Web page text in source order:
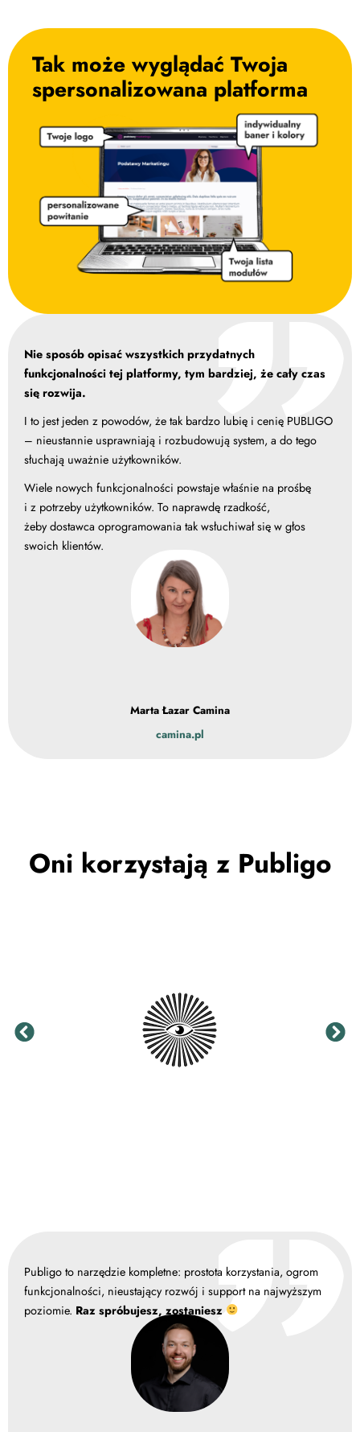
Tak może wyglądać Twoja
spersonalizowana platforma
Nie sposób opisać wszystkich przydatnych
funkcjonalności tej platformy, tym bardziej, że cały czas
się rozwija.
I to jest jeden z powodów, że tak bardzo lubię i cenię PUBLIGO
– nieustannie usprawniają i rozbudowują system, a do tego
słuchają uważnie użytkowników.
Wiele nowych funkcjonalności powstaje właśnie na prośbę
i z potrzeby użytkowników. To naprawdę rzadkość,
żeby dostawca oprogramowania tak wsłuchiwał się w głos
swoich klientów.
Marta Łazar Camina
camina.pl
Oni korzystają z Publigo
Publigo to narzędzie kompletne: prostota korzystania, ogrom
funkcjonalności, nieustający rozwój i support na najwyższym
poziomie. Raz spróbujesz, zostaniesz